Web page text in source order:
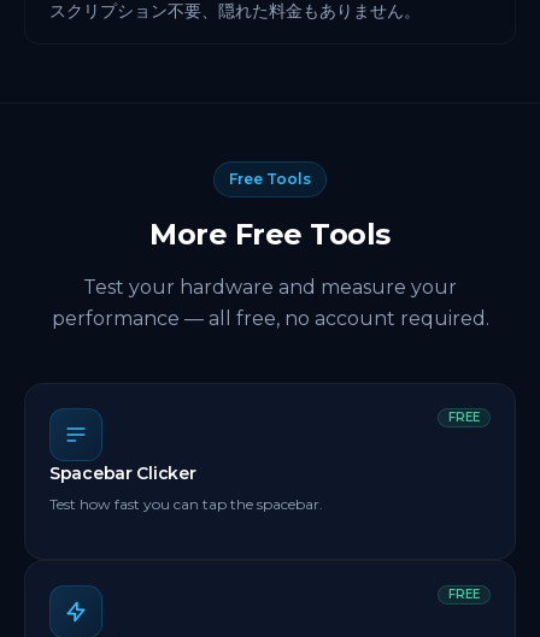
スクリプション不要、隠れた料金もありません。
Free Tools
More Free Tools
Test your hardware and measure your
performance — all free, no account required.
FREE
Spacebar Clicker
Test how fast you can tap the spacebar.
FREE